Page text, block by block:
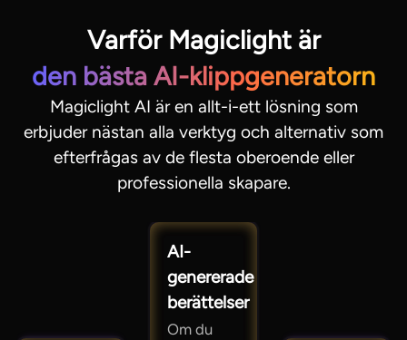
Varför Magiclight är
den bästa AI-klippgeneratorn
Magiclight AI är en allt-i-ett lösning som
erbjuder nästan alla verktyg och alternativ som
efterfrågas av de flesta oberoende eller
professionella skapare.
AI-
genererade
berättelser
Om du